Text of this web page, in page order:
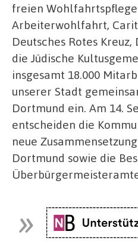
freien
Arbeiterwohlfahrt,
Deutsches Rotes
die Jüdische
insgesamt 18.000
unserer Stadt
Dortmund ein. Am 14.
entscheiden die
neue
Dortmund sowie die